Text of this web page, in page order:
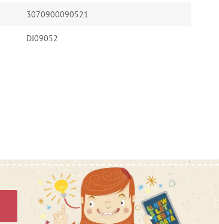
3070900090521
DJ09052